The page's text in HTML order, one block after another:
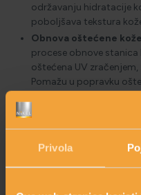
Privola
održavanju hidratacije
poboljšava tekstura
Obnova oštećene
procese obnove stanica
oštećena UV
Pomažu u popravku
Matične stanice biljaka
Regeneracija i obnova
imaju sposobnost
što znači da mogu